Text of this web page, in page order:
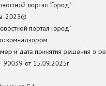
портал "Город".
2025©
портал Город"
и дата принятия решения о
от 15.09.2025г.